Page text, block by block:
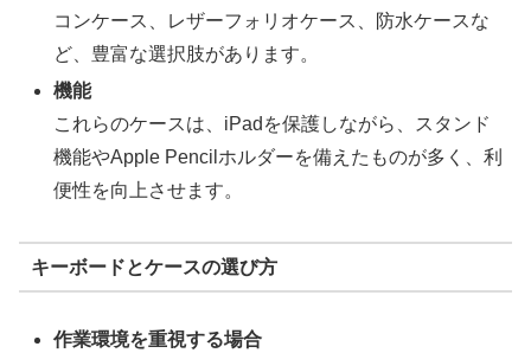
コンケース、レザーフォリオケース、防水ケースな
ど、豊富な選択肢があります。
機能
これらのケースは、iPadを保護しながら、スタンド
機能やApple Pencilホルダーを備えたものが多く、利
便性を向上させます。
キーボードとケースの選び方
作業環境を重視する場合